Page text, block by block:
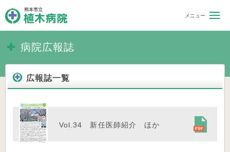
病院広報誌
広報誌一覧
Vol.34 新任医師紹介 ほか